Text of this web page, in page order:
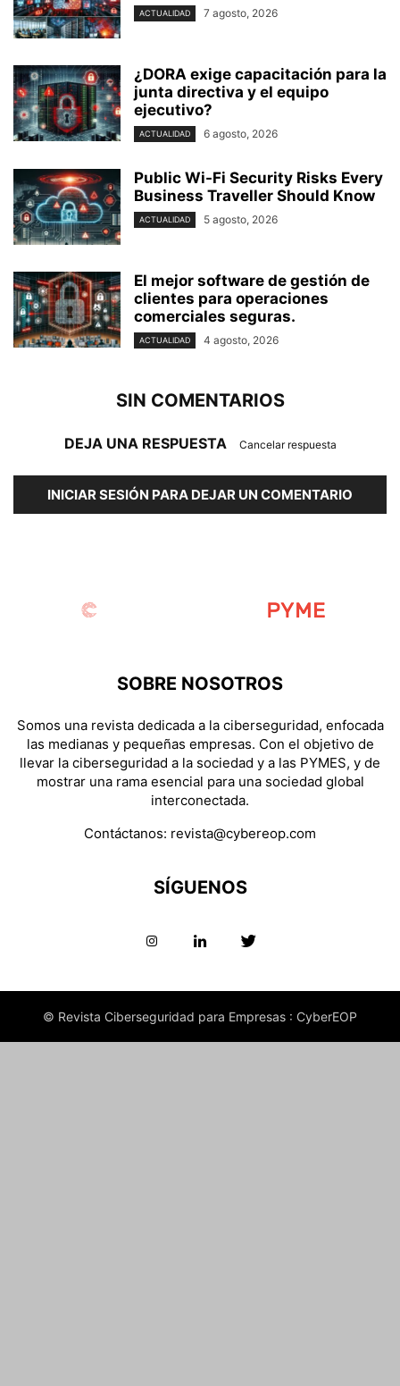
ACTUALIDAD 7 agosto, 2026
¿DORA exige capacitación para la
junta directiva y el equipo
ejecutivo?
ACTUALIDAD 6 agosto, 2026
Public Wi-Fi Security Risks Every
Business Traveller Should Know
ACTUALIDAD 5 agosto, 2026
El mejor software de gestión de
clientes para operaciones
comerciales seguras.
ACTUALIDAD 4 agosto, 2026
SIN COMENTARIOS
DEJA UNA RESPUESTA Cancelar respuesta
INICIAR SESIÓN PARA DEJAR UN COMENTARIO
SOBRE NOSOTROS
Somos una revista dedicada a la ciberseguridad, enfocada
las medianas y pequeñas empresas. Con el objetivo de
llevar la ciberseguridad a la sociedad y a las PYMES, y de
mostrar una rama esencial para una sociedad global
interconectada.
Contáctanos: revista@cybereop.com
SÍGUENOS
© Revista Ciberseguridad para Empresas : CyberEOP